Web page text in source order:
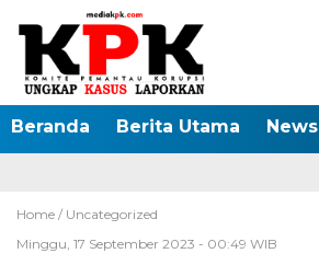
Beranda Berita Utama News
Home / Uncategorized
Minggu, 17 September 2023 - 00:49 WIB